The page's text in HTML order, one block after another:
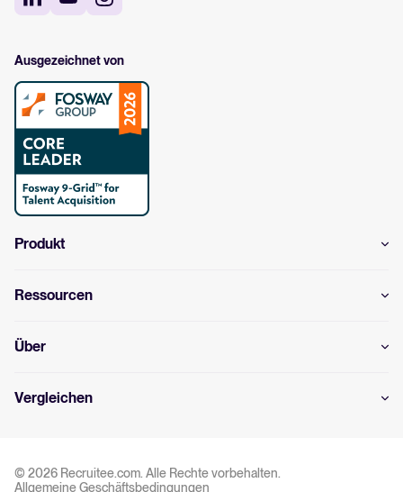
Ausgezeichnet von
Produkt
Ressourcen
Über
Vergleichen
© 2026 Recruitee.com. Alle Rechte vorbehalten.
Allgemeine Geschäftsbedingungen